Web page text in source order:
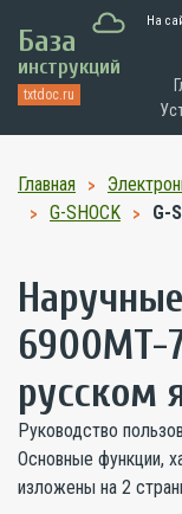
База
инструкций
txtdoc.ru
На
Главная
G-SHOCK
G-
6900MT-
русском
Руководство
Основные функции,
изложены на 2